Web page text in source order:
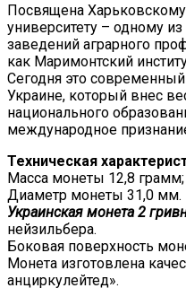
Посвящена
университету – одному
заведений аграрного
как Маримонтский
Сегодня это
Украине, который внес
национального
международное
Техническая
Масса монеты 12,8 грамм;
Диаметр монеты 31,0 мм.
Украинская монета 2
нейзильбера.
Боковая поверхность
Монета изготовлена
анциркулейтед».